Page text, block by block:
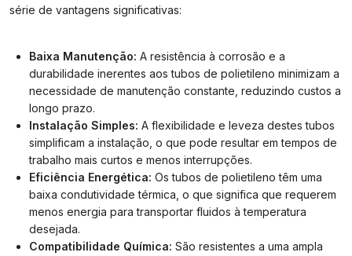
série de vantagens significativas:
Baixa Manutenção: A resistência à corrosão e a
durabilidade inerentes aos tubos de polietileno minimizam a
necessidade de manutenção constante, reduzindo custos a
longo prazo.
Instalação Simples: A flexibilidade e leveza destes tubos
simplificam a instalação, o que pode resultar em tempos de
trabalho mais curtos e menos interrupções.
Eficiência Energética: Os tubos de polietileno têm uma
baixa condutividade térmica, o que significa que requerem
menos energia para transportar fluidos à temperatura
desejada.
Compatibilidade Química: São resistentes a uma ampla